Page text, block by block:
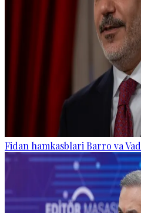
Fidan hamkasblari Barro va